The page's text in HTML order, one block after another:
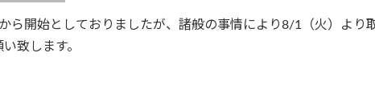
ら開始としておりましたが、諸般の事情により8/1（火）より
致します。